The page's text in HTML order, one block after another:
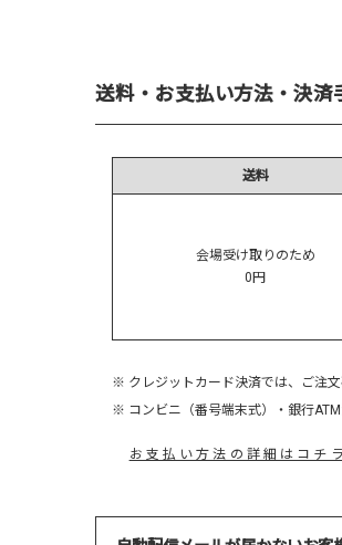
送料・お支払い方法・決済
送料
会場受け取りのため
0円
※ クレジットカード決済では、ご注
※ コンビニ（番号端末式）・銀行
お支払い方法の詳細はコチラ